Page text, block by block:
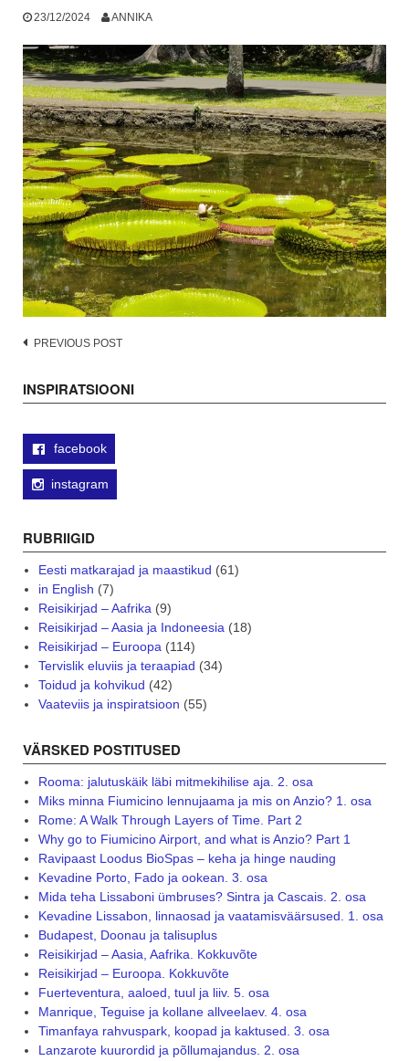
23/12/2024 ANNIKA
Post
PREVIOUS POST
INSPIRATSIOONI
facebook
instagram
RUBRIIGID
Eesti matkarajad ja maastikud (61)
in English (7)
Reisikirjad – Aafrika(9)
Reisikirjad – Aasia ja Indoneesia(18)
Reisikirjad – Euroopa(114)
Tervislik eluviis ja teraapiad (34)
Toidud ja kohvikud (42)
Vaateviis ja inspiratsioon (55)
VÄRSKED POSTITUSED
Rooma: jalutuskäik läbi mitmekihilise aja. 2. osa
Miks minna Fiumicino lennujaama ja mis on Anzio? 1. osa
Rome: A Walk Through Layers of Time. Part 2
Why go to Fiumicino Airport, and what is Anzio? Part 1
Ravipaast Loodus BioSpas – keha ja hinge nauding
Kevadine Porto, Fado ja ookean. 3. osa
Mida teha Lissaboni ümbruses? Sintra ja Cascais. 2. osa
Kevadine Lissabon, linnaosad ja vaatamisväärsused. 1. osa
Budapest, Doonau ja talisuplus
Reisikirjad – Aasia, Aafrika. Kokkuvõte
Reisikirjad – Euroopa. Kokkuvõte
Fuerteventura, aaloed, tuul ja liiv. 5. osa
Manrique, Teguise ja kollane allveelaev. 4. osa
Timanfaya rahvuspark, koopad ja kaktused. 3. osa
Lanzarote kuurordid ja põllumajandus. 2. osa